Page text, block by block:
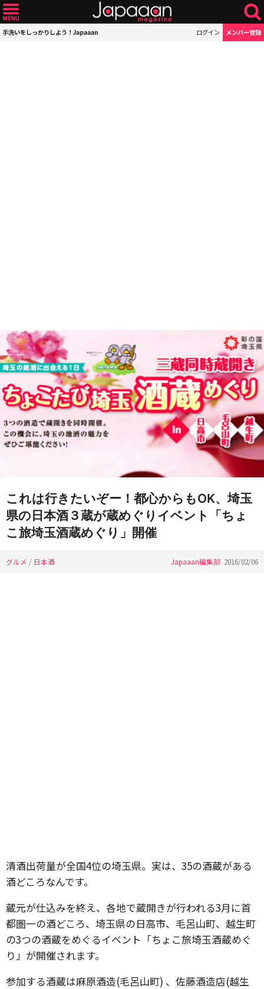
手洗いをしっかりしよう！Japaaan ログイン メンバー登録
これは行きたいぞー！都心からもOK、埼玉
県の日本酒３蔵が蔵めぐりイベント「ちょ
こ旅埼玉酒蔵めぐり」開催
グルメ / 日本酒 Japaaan編集部 2016/02/06
清酒出荷量が全国4位の埼玉県。実は、35の酒蔵がある
酒どころなんです。
蔵元が仕込みを終え、各地で蔵開きが行われる3月に首
都圏一の酒どころ、埼玉県の日高市、毛呂山町、越生町
の3つの酒蔵をめぐるイベント「ちょこ旅埼玉酒蔵めぐ
り」が開催されます。
参加する酒蔵は麻原酒造(毛呂山町) 、佐藤酒造店(越生